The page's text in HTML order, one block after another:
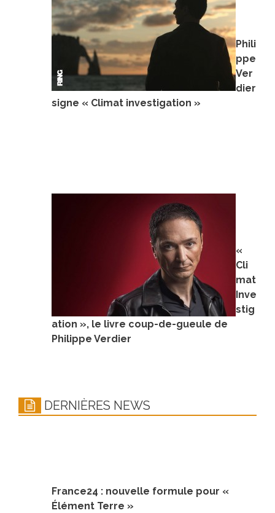
Phili
ppe
Ver
dier
signe « Climat investigation »
«
Cli
mat
Inve
stig
ation », le livre coup-de-gueule de
Philippe Verdier
DERNIÈRES NEWS
France24 : nouvelle formule pour «
Élément Terre »